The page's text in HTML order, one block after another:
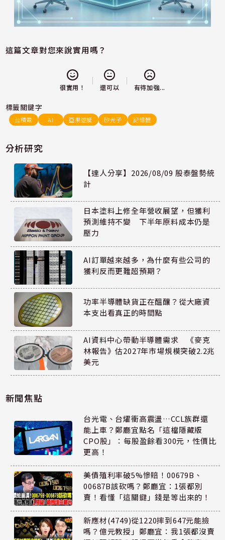
這篇文章對您來說實用嗎？
很實用！ 還可以 有待加強...
標籤關鍵字
台積電 AI 亞果遊艇 矽光子 記憶體
分析研究
【達人分享】2026/08/09 股泰盤勢統
計
日本塗料上修全年營收展望，但獲利
預測維持不變 下半年原料成本仍是
壓力
AI訂單越來越多，為什麼有些公司的
獲利反而更難超預期？
功率半導體缺貨正在醞釀？從大廠資
本支出看真正的時間點
AI資料中心帶動半導體需求 《麥克
林報告》估2027年市場規模突破2.2兆
美元
新聞焦點
台光電、台燿衝高震盪…CCL族群還
能上車？鄭廳宜點名「這檔隱藏版
CPO股」：每股盈餘看300元，性價比
更高！
美債殖利率破5%慘賠！00679B、
00687B該砍嗎？鄭廳宜：1張都別
賣！看懂「這關鍵」錢是等出來的！
新應材(4749)從1220摔到647元能撿
嗎？億元教授」鄭廳宜：我1張都沒賣